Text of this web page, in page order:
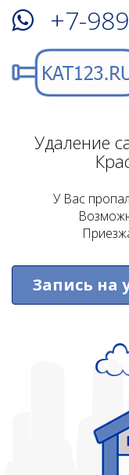
+7-
Удаление
У Вас
Запись на